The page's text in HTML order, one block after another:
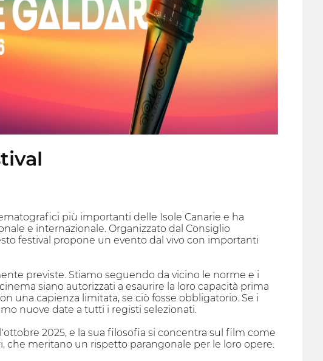
più importanti delle Isole Canarie e ha
e internazionale. Organizzato dal Consiglio
festival propone un evento dal vivo con importanti
previste. Stiamo seguendo da vicino le norme e i
siano autorizzati a esaurire la loro capacità prima
una capienza limitata, se ciò fosse obbligatorio. Se i
nuove date a tutti i registi selezionati.
2025, e la sua filosofia si concentra sul film come
che meritano un rispetto parangonale per le loro opere.